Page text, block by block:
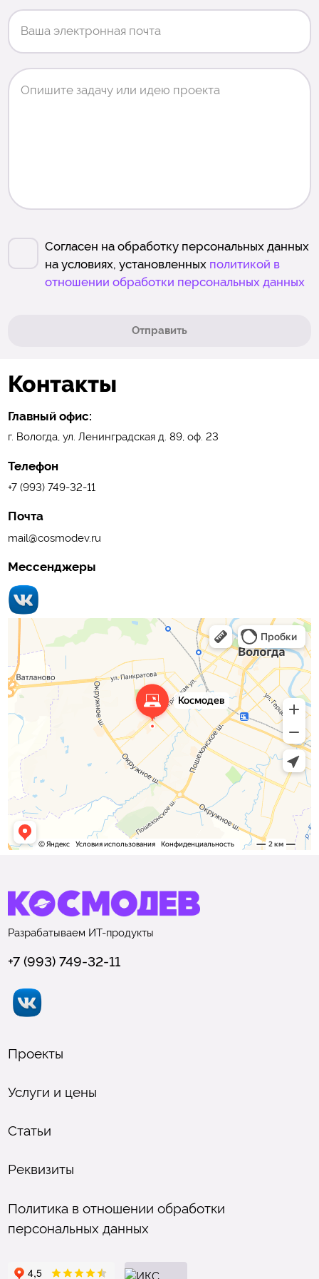
Согласен на обработку персональных данных
на условиях, установленных политикой в
отношении обработки персональных данных
Отправить
Контакты
Главный офис:
г. Вологда, ул. Ленинградская д. 89, оф. 23
Телефон
+7 (993) 749-32-11
Почта
mail@cosmodev.ru
Мессенджеры
Разрабатываем ИТ-продукты
+7 (993) 749-32-11
Проекты
Услуги и цены
Статьи
Реквизиты
Политика в отношении обработки
персональных данных